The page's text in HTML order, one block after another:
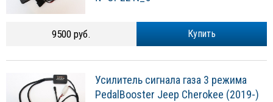
Купить
9500 руб.
Усилитель сигнала газа 3 режима
PedalBooster Jeep Cherokee (2019-)